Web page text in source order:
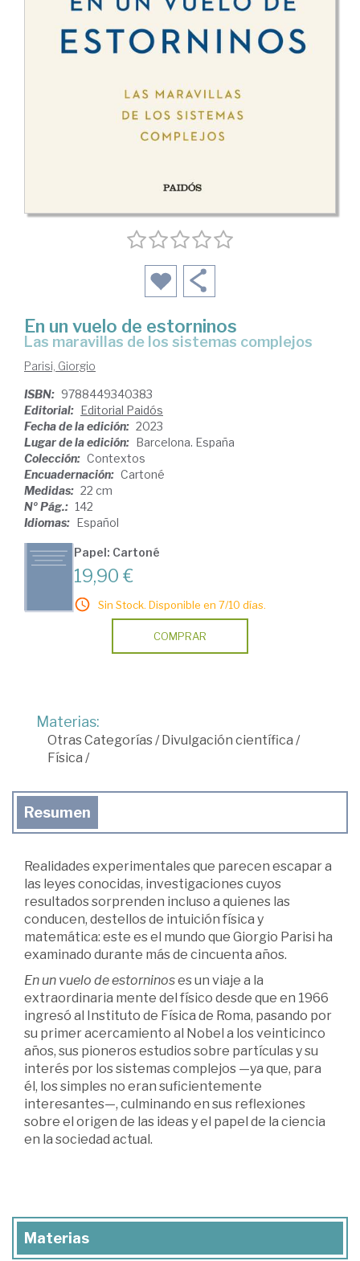
En un vuelo de estorninos
las maravillas de los sistemas complejos
Parisi, Giorgio
ISBN: 9788449340383
Editorial: Editorial Paidós
Fecha de la edición: 2023
Lugar de la edición: Barcelona. España
Colección: Contextos
Encuadernación: Cartoné
Medidas: 22 cm
Nº Pág.: 142
Idiomas: Español
Papel: Cartoné
19,90 €
Sin Stock. Disponible en 7/10 días.
COMPRAR
Materias:
Otras Categorías/Divulgación científica /
Física /
Resumen
Realidades experimentales que parecen escapar a
las leyes conocidas, investigaciones cuyos
resultados sorprenden incluso a quienes las
conducen, destellos de intuición física y
matemática: este es el mundo que Giorgio Parisi ha
examinado durante más de cincuenta años.
En un vuelo de estorninoses un viaje a la
extraordinaria mente del físico desde que en 1966
ingresó al Instituto de Física de Roma, pasando por
su primer acercamiento al Nobel a los veinticinco
años, sus pioneros estudios sobre partículas y su
interés por los sistemas complejos —ya que, para
él, los simples no eran suficientemente
interesantes—, culminando en sus reflexiones
sobre el origen de las ideas y el papel de la ciencia
en la sociedad actual.
Materias